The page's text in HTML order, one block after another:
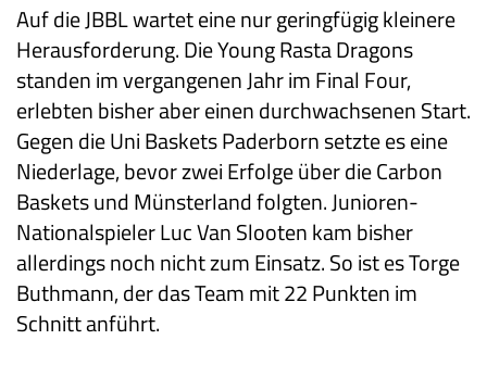
Auf die JBBL wartet eine nur geringfügig kleinere
Herausforderung. Die Young Rasta Dragons
standen im vergangenen Jahr im Final Four,
erlebten bisher aber einen durchwachsenen Start.
Gegen die Uni Baskets Paderborn setzte es eine
Niederlage, bevor zwei Erfolge über die Carbon
Baskets und Münsterland folgten. Junioren-
Nationalspieler Luc Van Slooten kam bisher
allerdings noch nicht zum Einsatz. So ist es Torge
Buthmann, der das Team mit 22 Punkten im
Schnitt anführt.